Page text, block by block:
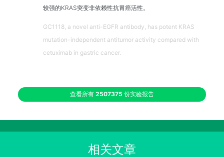
较强的KRAS突变非依赖性抗胃癌活性。
GC1118, a novel anti-EGFR antibody, has potent KRAS
mutation-independent antitumor activity compared with
cetuximab in gastric cancer.
查看所有 2507375 份实验报告
相关文章